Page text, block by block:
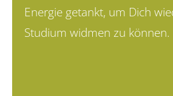
Energie getankt, um Dich
Studium widmen zu können.